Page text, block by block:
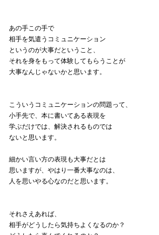
あの手この手で
相手を気遣うコミュニケーション
というのが大事だということ、
それを身をもって体験してもらうことが
大事なんじゃないかと思います。
こういうコミュニケーションの問題って、
小手先で、本に書いてある表現を
学ぶだけでは、解決されるものでは
ないと思います。
細かい言い方の表現も大事だとは
思いますが、やはり一番大事なのは、
人を思いやる心なのだと思います。
それさえあれば、
相手がどうしたら気持ちよくなるのか？